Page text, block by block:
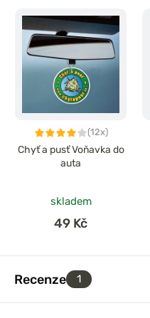
(12x)
Chyť a pusť Voňavka do
auta
skladem
49 Kč
Recenze 1